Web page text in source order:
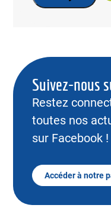
Suivez-nous
Restez
toutes nos
sur Facebook !
Accéder à notre